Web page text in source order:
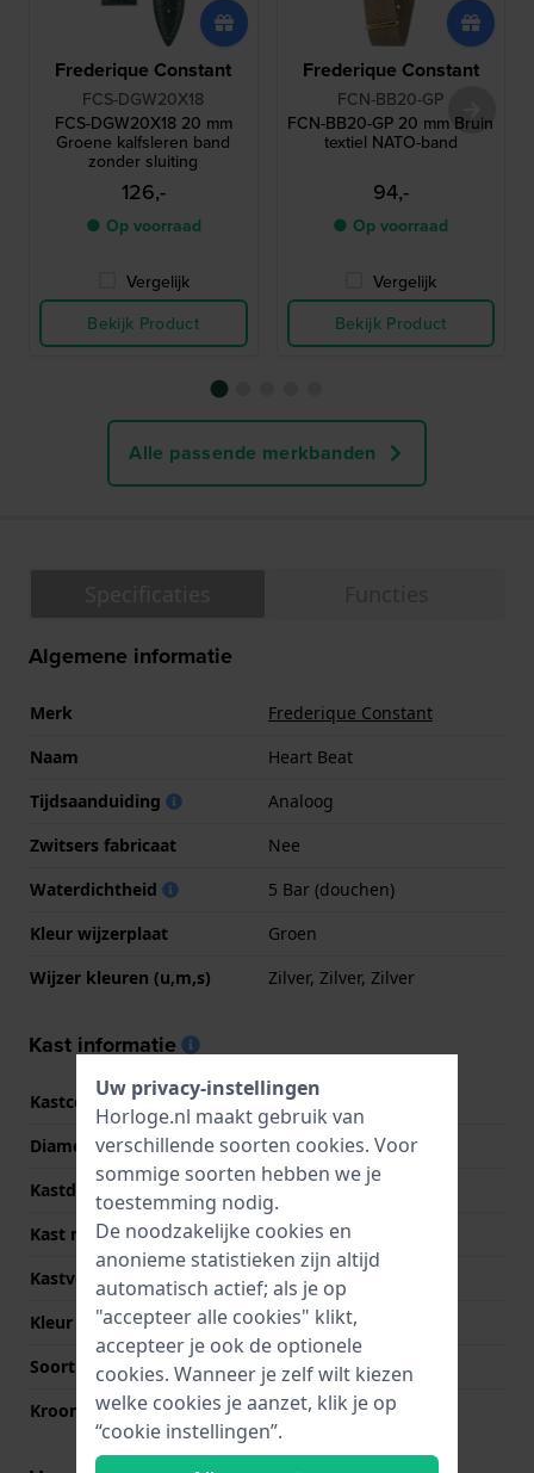
Frederique Constant
FCS-DGW20X18
FCS-DGW20X18 20 mm
Groene kalfsleren band
zonder sluiting
126,-
● Op voorraad
Vergelijk
Bekijk Product
Frederique Constant
FCN-BB20-GP
FCN-BB20-GP 20 mm Bruin
textiel NATO-band
94,-
● Op voorraad
Vergelijk
Bekijk Product
Alle passende merkbanden
Algemene informatie
Merk
Frederique Constant
Naam
Heart Beat
Tijdsaanduiding
Analoog
Zwitsers fabricaat
Nee
Waterdichtheid
5 Bar (douchen)
Kleur wijzerplaat
Groen
Wijzer kleuren (u,m,s)
Zilver, Zilver, Zilver
Kast informatie
Kastcode
FC-310X5TB2/3/4/5/6
Diameter
40 mm
Kastdikte
Kast materiaal
Roestvrij staal
Kastvorm
Rond
Kleur kast
Zilver
Soort glas
Saffier
Kroon
Trek kroon
Uw privacy-instellingen
Horloge.nl maakt gebruik van
verschillende soorten cookies. Voor
sommige soorten hebben we je
toestemming nodig.
De noodzakelijke cookies en
anonieme statistieken zijn altijd
automatisch actief; als je op
"accepteer alle cookies" klikt,
accepteer je ook de optionele
cookies. Wanneer je zelf wilt kiezen
welke cookies je aanzet, klik je op
“cookie instellingen”.